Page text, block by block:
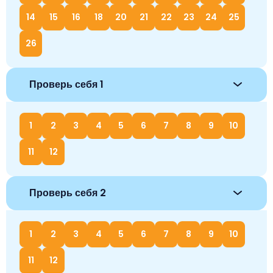
14 15 16 18 20 21 22 23 24 25
26
Проверь себя 1
1 2 3 4 5 6 7 8 9 10
11 12
Проверь себя 2
1 2 3 4 5 6 7 8 9 10
11 12